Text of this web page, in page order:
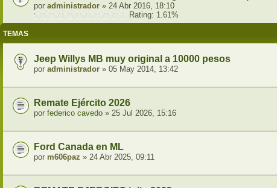
por administrador » 24 Abr 2016, 18:10
Rating: 1.61%
TEMAS
Jeep Willys MB muy original a 10000 pesos
por administrador » 05 May 2014, 13:42
Remate Ejército 2026
por federico cavedo » 25 Jul 2026, 15:16
Ford Canada en ML
por m606paz » 24 Abr 2025, 09:11